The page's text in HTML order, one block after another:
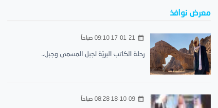
معرض نوافذ
17-01-21 09:10 صباحاً
رحلة الكاتب البريّة لجبل المسمى وجبل..
18-10-09 08:28 صباحاً